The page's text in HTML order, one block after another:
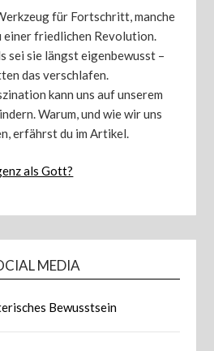
für Fortschritt, manche
einer friedlichen Revolution.
sei sie längst eigenbewusst –
das verschlafen.
kann uns auf unserem
Warum, und wie wir uns
erfährst du im Artikel.
als Gott?
MEDIA
Bewusstsein